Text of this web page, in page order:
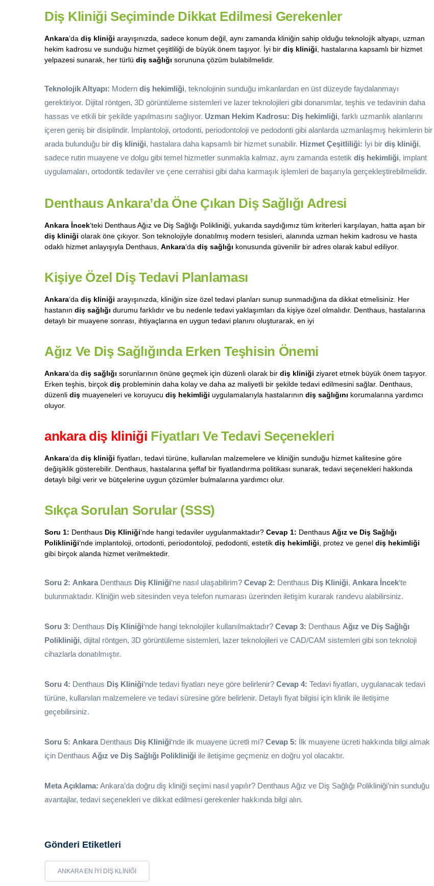
Diş Kliniği Seçiminde Dikkat Edilmesi Gerekenler
Ankara‘da diş kliniği arayışınızda, sadece konum değil, aynı zamanda kliniğin sahip olduğu teknolojik altyapı, uzman
hekim kadrosu ve sunduğu hizmet çeşitliliği de büyük önem taşıyor. İyi bir diş kliniği , hastalarına kapsamlı bir hizmet
yelpazesi sunarak, her türlü diş sağlığı sorununa çözüm bulabilmelidir.
Teknolojik Altyapı: Modern diş hekimliği, teknolojinin sunduğu imkanlardan en üst düzeyde faydalanmayı
gerektiriyor. Dijital röntgen, 3D görüntüleme sistemleri ve lazer teknolojileri gibi donanımlar, teşhis ve tedavinin daha
hassas ve etkili bir şekilde yapılmasını sağlıyor. Uzman Hekim Kadrosu: Diş hekimliği, farklı uzmanlık alanlarını
içeren geniş bir disiplindir. İmplantoloji, ortodonti, periodontoloji ve pedodonti gibi alanlarda uzmanlaşmış hekimlerin bir
arada bulunduğu bir diş kliniği, hastalara daha kapsamlı bir hizmet sunabilir. Hizmet Çeşitliliği: İyi bir diş kliniği,
sadece rutin muayene ve dolgu gibi temel hizmetler sunmakla kalmaz, aynı zamanda estetik diş hekimliği, implant
uygulamaları, ortodontik tedaviler ve çene cerrahisi gibi daha karmaşık işlemleri de başarıyla gerçekleştirebilmelidir.
Denthaus Ankara’da Öne Çıkan Diş Sağlığı Adresi
Ankara İncek‘teki Denthaus Ağız ve Diş Sağlığı Polikliniği, yukarıda saydığımız tüm kriterleri karşılayan, hatta aşan bir
diş kliniği olarak öne çıkıyor. Son teknolojiyle donatılmış modern tesisleri, alanında uzman hekim kadrosu ve hasta
odaklı hizmet anlayışıyla Denthaus, Ankara‘da diş sağlığı konusunda güvenilir bir adres olarak kabul ediliyor.
Kişiye Özel Diş Tedavi Planlaması
Ankara‘da diş kliniği arayışınızda, kliniğin size özel tedavi planları sunup sunmadığına da dikkat etmelisiniz. Her
hastanın diş sağlığı durumu farklıdır ve bu nedenle tedavi yaklaşımları da kişiye özel olmalıdır. Denthaus, hastalarına
detaylı bir muayene sonrası, ihtiyaçlarına en uygun tedavi planını oluşturarak, en iyi
Ağız Ve Diş Sağlığında Erken Teşhisin Önemi
Ankara‘da diş sağlığı sorunlarının önüne geçmek için düzenli olarak bir diş kliniği ziyaret etmek büyük önem taşıyor.
Erken teşhis, birçok diş probleminin daha kolay ve daha az maliyetli bir şekilde tedavi edilmesini sağlar. Denthaus,
düzenli diş muayeneleri ve koruyucu diş hekimliği uygulamalarıyla hastalarının diş sağlığını korumalarına yardımcı
oluyor.
ankara diş kliniği Fiyatları Ve Tedavi Seçenekleri
Ankara‘da diş kliniği fiyatları, tedavi türüne, kullanılan malzemelere ve kliniğin sunduğu hizmet kalitesine göre
değişiklik gösterebilir. Denthaus, hastalarına şeffaf bir fiyatlandırma politikası sunarak, tedavi seçenekleri hakkında
detaylı bilgi verir ve bütçelerine uygun çözümler bulmalarına yardımcı olur.
Sıkça Sorulan Sorular (SSS)
Soru 1: Denthaus Diş Kliniği‘nde hangi tedaviler uygulanmaktadır? Cevap 1: Denthaus Ağız ve Diş Sağlığı
Polikliniği‘nde implantoloji, ortodonti, periodontoloji, pedodonti, estetik diş hekimliği , protez ve genel diş hekimliği
gibi birçok alanda hizmet verilmektedir.
Soru 2: Ankara Denthaus Diş Kliniği‘ne nasıl ulaşabilirim? Cevap 2: Denthaus Diş Kliniği, Ankara İncek‘te
bulunmaktadır. Kliniğin web sitesinden veya telefon numarası üzerinden iletişim kurarak randevu alabilirsiniz.
Soru 3: Denthaus Diş Kliniği‘nde hangi teknolojiler kullanılmaktadır? Cevap 3: Denthaus Ağız ve Diş Sağlığı
Polikliniği, dijital röntgen, 3D görüntüleme sistemleri, lazer teknolojileri ve CAD/CAM sistemleri gibi son teknoloji
cihazlarla donatılmıştır.
Soru 4: Denthaus Diş Kliniği‘nde tedavi fiyatları neye göre belirlenir? Cevap 4: Tedavi fiyatları, uygulanacak tedavi
türüne, kullanılan malzemelere ve tedavi süresine göre belirlenir. Detaylı fiyat bilgisi için klinik ile iletişime
geçebilirsiniz.
Soru 5: Ankara Denthaus Diş Kliniği‘nde ilk muayene ücretli mi? Cevap 5: İlk muayene ücreti hakkında bilgi almak
için Denthaus Ağız ve Diş Sağlığı Polikliniği ile iletişime geçmeniz en doğru yol olacaktır.
Meta Açıklama: Ankara’da doğru diş kliniği seçimi nasıl yapılır? Denthaus Ağız ve Diş Sağlığı Polikliniği’nin sunduğu
avantajlar, tedavi seçenekleri ve dikkat edilmesi gerekenler hakkında bilgi alın.
Gönderi Etiketleri
ANKARA EN IYI DIŞ KLINIĞI